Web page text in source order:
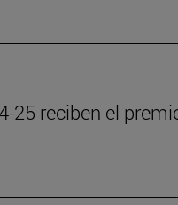
25 reciben el